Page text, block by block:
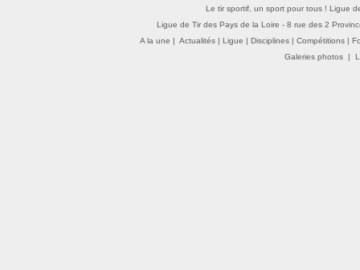
Le tir sportif, un sport pour tous ! Ligue
Ligue de Tir des Pays de la Loire - 8 rue des 2
A la une | Actualités | Ligue | Disciplines | Compétitions |
Galeries photos|